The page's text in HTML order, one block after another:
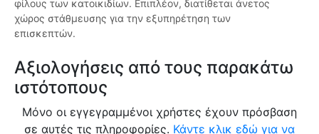
φίλους των κατοικιδίων. Επιπλέον, διατίθεται άνετος
χώρος στάθμευσης για την εξυπηρέτηση των
επισκεπτών.
Αξιολογήσεις από τους παρακάτω
ιστότοπους
Μόνο οι εγγεγραμμένοι χρήστες έχουν πρόσβαση
σε αυτές τις πληροφορίες. Κάντε κλικ εδώ για να